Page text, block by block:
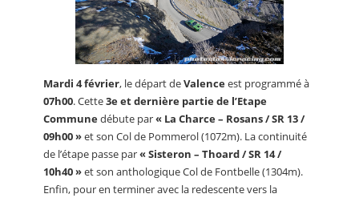
Mardi 4 février, le départ deValenceest programmé à
07h00. Cette3e et dernière partie de l’Etape
Communedébute par« La Charce – Rosans / SR 13 /
09h00 »et son Col de Pommerol (1072m). La continuité
de l’étape passe par« Sisteron – Thoard / SR 14 /
10h40 »et son anthologique Col de Fontbelle (1304m).
Enfin, pour en terminer avec la redescente vers la